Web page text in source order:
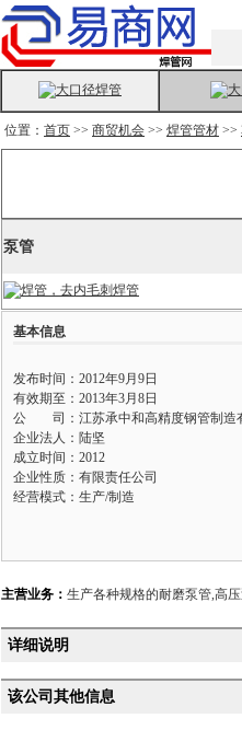
位置： 首页 >> 商贸机会 >> 焊管管材 >>
泵管
基本信息
发布时间：2012年9月9日
有效期至：2013年3月8日
公 司：江苏承中和高精度钢管制造
企业法人：陆坚
成立时间：2012
企业性质：有限责任公司
经营模式：生产/制造
主营业务： 生产各种规格的耐磨泵管,高
详细说明
该公司其他信息